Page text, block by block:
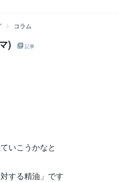
コラム
) 記事
いこうかなと
する精油」です